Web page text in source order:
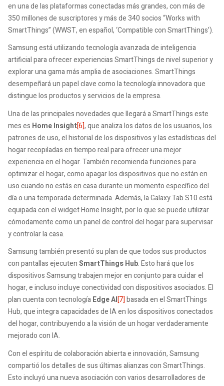
en una de las plataformas conectadas más grandes, con más de
350 millones de suscriptores y más de 340 socios “Works with
SmartThings” (WWST, en español, ‘Compatible con SmartThings’).
Samsung está utilizando tecnología avanzada de inteligencia
artificial para ofrecer experiencias SmartThings de nivel superior y
explorar una gama más amplia de asociaciones. SmartThings
desempeñará un papel clave como la tecnología innovadora que
distingue los productos y servicios de la empresa.
Una de las principales novedades que llegará a SmartThings este
mes es Home Insight[6], que analiza los datos de los usuarios, los
patrones de uso, el historial de los dispositivos y las estadísticas del
hogar recopiladas en tiempo real para ofrecer una mejor
experiencia en el hogar. También recomienda funciones para
optimizar el hogar, como apagar los dispositivos que no están en
uso cuando no estás en casa durante un momento específico del
día o una temporada determinada. Además, la Galaxy Tab S10 está
equipada con el widget Home Insight, por lo que se puede utilizar
cómodamente como un panel de control del hogar para supervisar
y controlar la casa.
Samsung también presentó su plan de que todos sus productos
con pantallas ejecutenSmartThings Hub. Esto hará que los
dispositivos Samsung trabajen mejor en conjunto para cuidar el
hogar, e incluso incluye conectividad con dispositivos asociados. El
plan cuenta con tecnologíaEdge AI[7] basada en el SmartThings
Hub, que integra capacidades de IA en los dispositivos conectados
del hogar, contribuyendo a la visión de un hogar verdaderamente
mejorado con IA.
Con el espíritu de colaboración abierta e innovación, Samsung
compartió los detalles de sus últimas alianzas con SmartThings.
Esto incluyó una nueva asociación con varios desarrolladores de